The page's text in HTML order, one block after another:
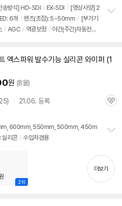
송방식] HD-SDI / EX-SDI / [영상사양] 2
6개 / 렌즈(초점): 5~50mm / [부가기
/ AGC / 역광보정 / 야간(주간)자동전
기
엑스파워 발수기능 실리콘 와이퍼 (1
원 (8몰)
21.06. 등록
관
600mm, 550mm, 500mm, 450m
실리콘 / 수입차겸용
치
기
2위
더보기